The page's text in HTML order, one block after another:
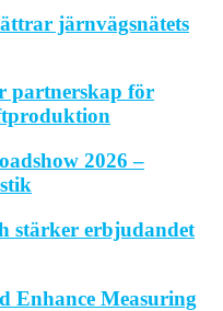
järnvägsnätets
partnerskap för
2026 –
stärker erbjudandet
Enhance Measuring